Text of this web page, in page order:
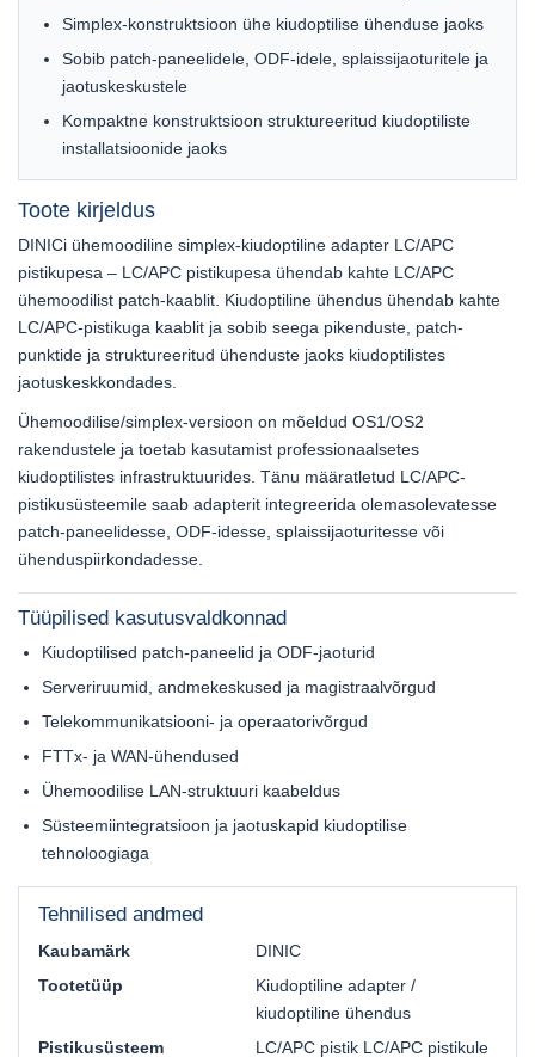
Simplex-konstruktsioon ühe kiudoptilise ühenduse jaoks
Sobib patch-paneelidele, ODF-idele, splaissijaoturitele ja
jaotuskeskustele
Kompaktne konstruktsioon struktureeritud kiudoptiliste
installatsioonide jaoks
Toote kirjeldus
DINICi ühemoodiline simplex-kiudoptiline adapter LC/APC
pistikupesa – LC/APC pistikupesa ühendab kahte LC/APC
ühemoodilist patch-kaablit. Kiudoptiline ühendus ühendab kahte
LC/APC-pistikuga kaablit ja sobib seega pikenduste, patch-
punktide ja struktureeritud ühenduste jaoks kiudoptilistes
jaotuskeskkondades.
Ühemoodilise/simplex-versioon on mõeldud OS1/OS2
rakendustele ja toetab kasutamist professionaalsetes
kiudoptilistes infrastruktuurides. Tänu määratletud LC/APC-
pistikusüsteemile saab adapterit integreerida olemasolevatesse
patch-paneelidesse, ODF-idesse, splaissijaoturitesse või
ühenduspiirkondadesse.
Tüüpilised kasutusvaldkonnad
Kiudoptilised patch-paneelid ja ODF-jaoturid
Serveriruumid, andmekeskused ja magistraalvõrgud
Telekommunikatsiooni- ja operaatorivõrgud
FTTx- ja WAN-ühendused
Ühemoodilise LAN-struktuuri kaabeldus
Süsteemiintegratsioon ja jaotuskapid kiudoptilise
tehnoloogiaga
Tehnilised andmed
Kaubamärk
DINIC
Tootetüüp
Kiudoptiline adapter /
kiudoptiline ühendus
Pistikusüsteem
LC/APC pistik LC/APC pistikule